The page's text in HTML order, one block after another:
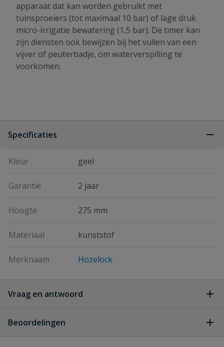
apparaat dat kan worden gebruikt met
tuinsproeiers (tot maximaal 10 bar) of lage druk
micro-irrigatie bewatering (1,5 bar). De timer kan
zijn diensten ook bewijzen bij het vullen van een
vijver of peuterbadje, om waterverspilling te
voorkomen.
Specificaties
Kleur geel
Garantie 2 jaar
Hoogte 275 mm
Materiaal kunststof
Merknaam Hozelock
Vraag en antwoord
Beoordelingen